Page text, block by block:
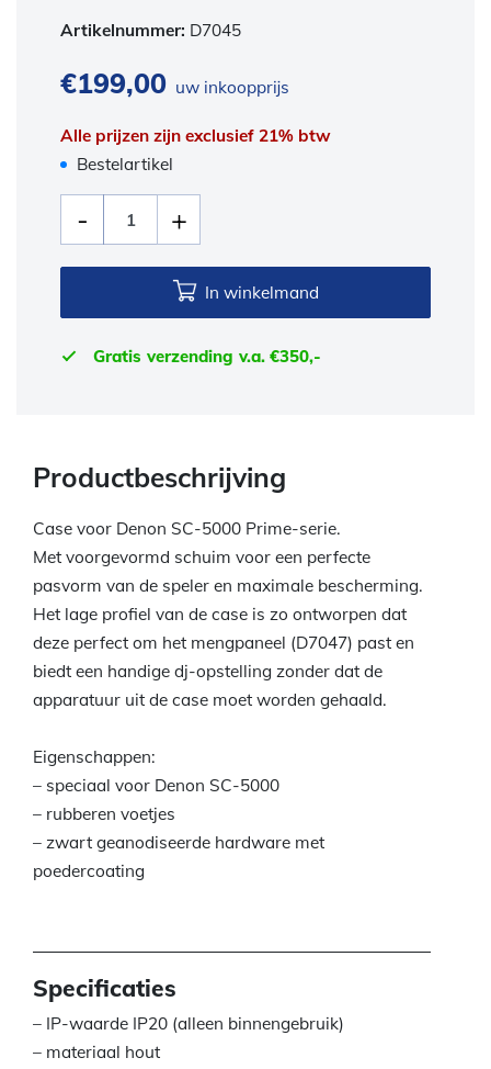
Artikelnummer: D7045
€199,00 uw inkoopprijs
Alle prijzen zijn exclusief 21% btw
Bestelartikel
In winkelmand
Gratis verzending v.a. €350,-
Productbeschrijving
Case voor Denon SC-5000 Prime-serie.
Met voorgevormd schuim voor een perfecte
pasvorm van de speler en maximale bescherming.
Het lage profiel van de case is zo ontworpen dat
deze perfect om het mengpaneel (D7047) past en
biedt een handige dj-opstelling zonder dat de
apparatuur uit de case moet worden gehaald.
Eigenschappen:
– speciaal voor Denon SC-5000
– rubberen voetjes
– zwart geanodiseerde hardware met
poedercoating
Specificaties
– IP-waarde IP20 (alleen binnengebruik)
– materiaal hout